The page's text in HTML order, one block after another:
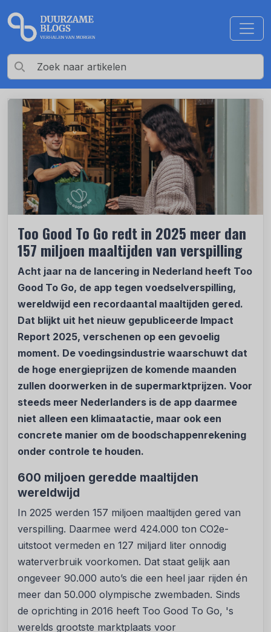
Too Good To Go redt in 2025 meer dan
157 miljoen maaltijden van verspilling
Acht jaar na de lancering in Nederland heeft Too
Good To Go, de app tegen voedselverspilling,
wereldwijd een recordaantal maaltijden gered.
Dat blijkt uit het nieuw gepubliceerde Impact
Report 2025, verschenen op een gevoelig
moment. De voedingsindustrie waarschuwt dat
de hoge energieprijzen de komende maanden
zullen doorwerken in de supermarktprijzen. Voor
steeds meer Nederlanders is de app daarmee
niet alleen een klimaatactie, maar ook een
concrete manier om de boodschappenrekening
onder controle te houden.
600 miljoen geredde maaltijden
wereldwijd
In 2025 werden 157 miljoen maaltijden gered van
verspilling. Daarmee werd 424.000 ton CO2e-
uitstoot vermeden en 127 miljard liter onnodig
waterverbruik voorkomen. Dat staat gelijk aan
ongeveer 90.000 auto’s die een heel jaar rijden én
meer dan 50.000 olympische zwembaden. Sinds
de oprichting in 2016 heeft Too Good To Go, 's
werelds grootste marktplaats voor